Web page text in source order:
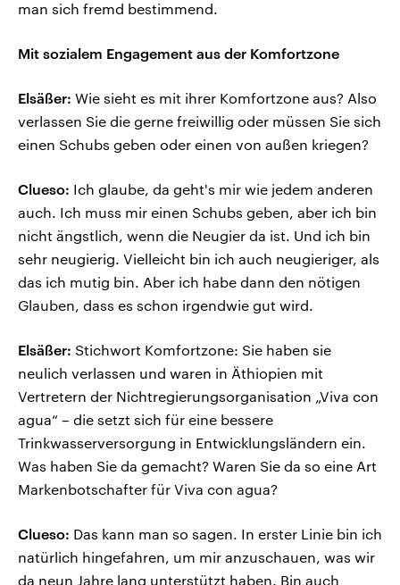
man sich fremd bestimmend.
Mit sozialem Engagement aus der Komfortzone
Elsäßer: Wie sieht es mit ihrer Komfortzone aus? Also
verlassen Sie die gerne freiwillig oder müssen Sie sich
einen Schubs geben oder einen von außen kriegen?
Clueso: Ich glaube, da geht's mir wie jedem anderen
auch. Ich muss mir einen Schubs geben, aber ich bin
nicht ängstlich, wenn die Neugier da ist. Und ich bin
sehr neugierig. Vielleicht bin ich auch neugieriger, als
das ich mutig bin. Aber ich habe dann den nötigen
Glauben, dass es schon irgendwie gut wird.
Elsäßer: Stichwort Komfortzone: Sie haben sie
neulich verlassen und waren in Äthiopien mit
Vertretern der Nichtregierungsorganisation „Viva con
agua“ – die setzt sich für eine bessere
Trinkwasserversorgung in Entwicklungsländern ein.
Was haben Sie da gemacht? Waren Sie da so eine Art
Markenbotschafter für Viva con agua?
Clueso: Das kann man so sagen. In erster Linie bin ich
natürlich hingefahren, um mir anzuschauen, was wir
da neun Jahre lang unterstützt haben. Bin auch